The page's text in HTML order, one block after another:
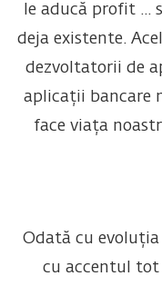
le aducă profit
deja existente.
dezvoltatorii de
aplicații bancare
face viața
Odată cu
cu accentul tot